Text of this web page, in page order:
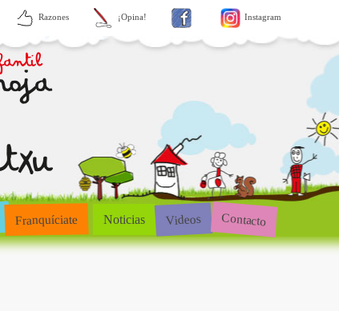
Razones ¡Opina! Instagram
Franquíciate Noticias Videos Contacto